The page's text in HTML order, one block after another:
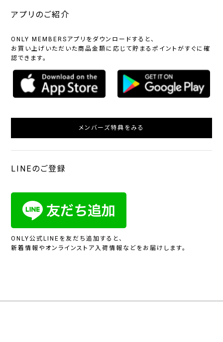
アプリのご紹介
ONLY MEMBERSアプリをダウンロードすると、
お買い上げいただいた商品金額に応じて貯まるポイントがすぐに確
認できます。
メンバーズ特典をみる
LINEのご登録
ONLY公式LINEを友だち追加すると、
新着情報やオンラインストア入荷情報などをお届けします。